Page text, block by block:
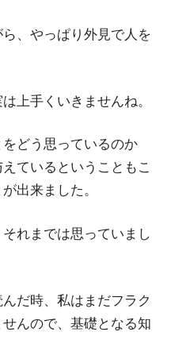
、やっぱり外見で人を
上手くいきませんね。
どう思っているのか
ているということもこ
出来ました。
れまでは思っていまし
だ時、私はまだフラク
んので、基礎となる知